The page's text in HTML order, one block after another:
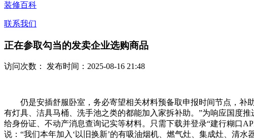
装修百科
联系我们
正在参取勾当的发卖企业选购商品
访问次数： 发布时间：2025-08-16 21:48
仍是安插舒服卧室，务必寄望相关材料预备取申报时间节点，补
有灯具、洁具马桶、洗手池之类的都能加入家拆补助。”为响应国度
给身份证、不动产消息查询记实等材料。只需下载并登录“建行糊口
说：“我们本年加入‘以旧换新’的有吸油烟机、燃气灶、集成灶、清